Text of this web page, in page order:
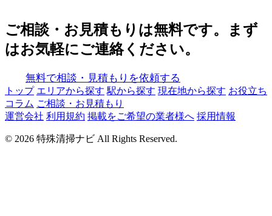
ご相談・お見積もりは無料です。まず
はお気軽にご連絡ください。
無料で相談・見積もりを依頼する
トップ エリアから探す 駅から探す 現在地から探す お役立ち
コラム ご相談・お見積もり
運営会社 利用規約 掲載をご希望の業者様へ 採用情報
© 2026 特殊清掃ナビ All Rights Reserved.